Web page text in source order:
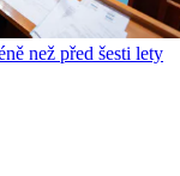
než před šesti lety